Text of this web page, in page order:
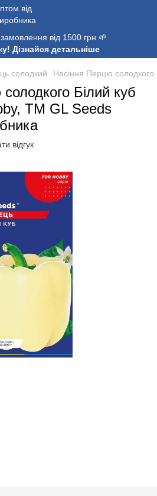
від 1500 грн 🌱
Дізнайся детальніше
солодкий Насіння Перцю
Білий куб
TM GL Seeds
відгук